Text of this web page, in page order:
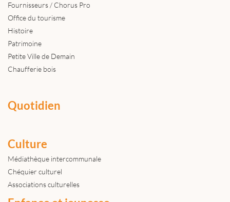
Fournisseurs / Chorus Pro
Office du tourisme
Histoire
Patrimoine
Petite Ville de Demain
Chaufferie bois
Quotidien
Culture
Médiathèque intercommunale
Chéquier culturel
Associations culturelles